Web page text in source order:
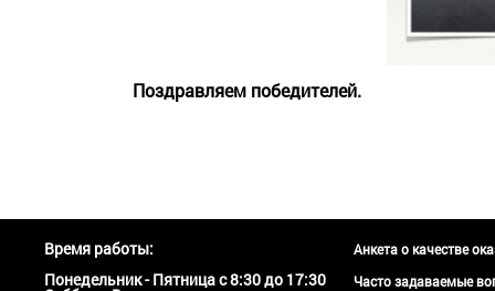
Поздравляем победителей.
Время работы:
Понедельник - Пятница с 8:30 до 17:30
Анкета о качестве
Часто задаваемые